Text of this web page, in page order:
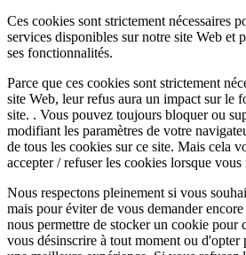
Ces cookies sont strictement nécessaires
services disponibles sur notre site Web et
ses fonctionnalités.
Parce que ces cookies sont strictement
site Web, leur refus aura un impact sur le
site. . Vous pouvez toujours bloquer ou
modifiant les paramètres de votre
de tous les cookies sur ce site. Mais cela
accepter / refuser les cookies lorsque
Nous respectons pleinement si vous
mais pour éviter de vous demander
nous permettre de stocker un cookie pour
vous désinscrire à tout moment ou d'opter